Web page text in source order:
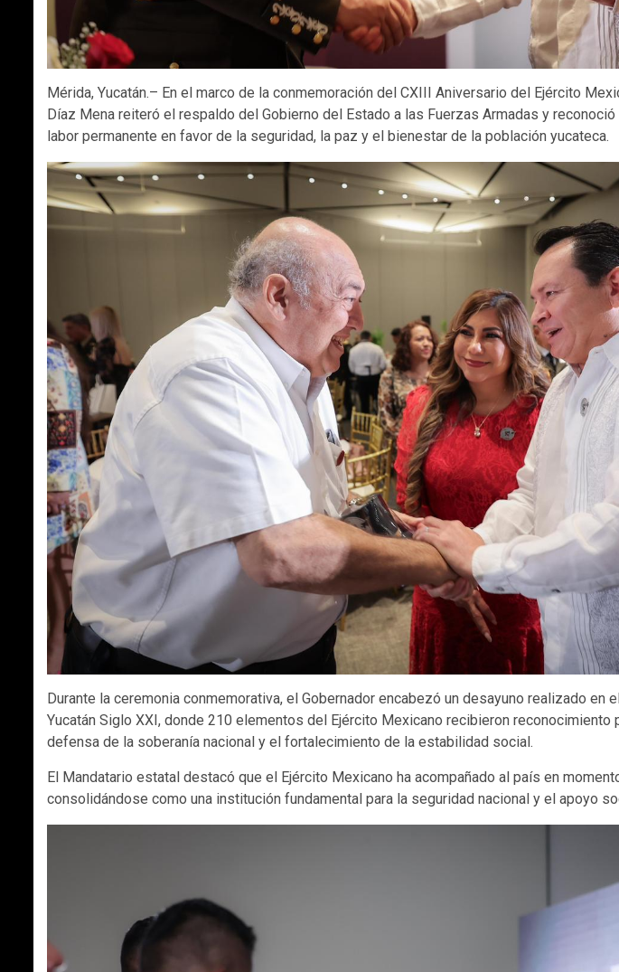
Mérida, Yucatán.– En el marco de la conmemoración del CXIII Aniversario del Ejército
Díaz Mena reiteró el respaldo del Gobierno del Estado a las Fuerzas Armadas y
labor permanente en favor de la seguridad, la paz y el bienestar de la población yucateca.
Durante la ceremonia conmemorativa, el Gobernador encabezó un desayuno realizado en
Yucatán Siglo XXI, donde 210 elementos del Ejército Mexicano recibieron reconocimiento
defensa de la soberanía nacional y el fortalecimiento de la estabilidad social.
El Mandatario estatal destacó que el Ejército Mexicano ha acompañado al país en
consolidándose como una institución fundamental para la seguridad nacional y el apoyo